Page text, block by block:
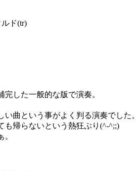
ド(tr)
した一般的な版で演奏。
曲という事がよく判る演奏でした。
も帰らないという熱狂ぶり(^-^;;)